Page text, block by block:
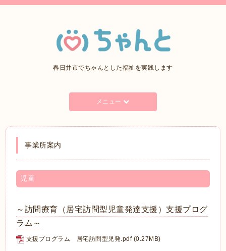
春日井市でちゃんとした福祉を実践します
メニュー
事業所案内
児童
～訪問療育（居宅訪問型児童発達支援）支援プログ
ラム～
支援プログラム 居宅訪問型児発.pdf (0.27MB)